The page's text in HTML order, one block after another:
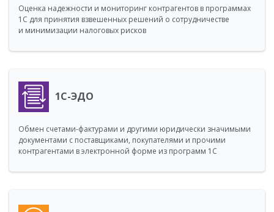
Оценка надежности и мониторинг контрагентов в программах
1С для принятия взвешенных решений о сотрудничестве
и минимизации налоговых рисков
1С-ЭДО
Обмен счетами-фактурами и другими юридически значимыми
документами с поставщиками, покупателями и прочими
контрагентами в электронной форме из программ 1С